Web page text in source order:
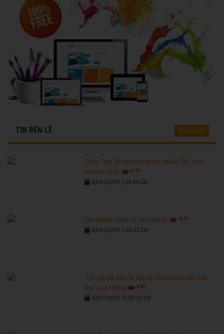
TIN BÊN LỀ Đọc thêm
Châu Tinh Trì hứa hẹn phim chiếu Tết 'cười
ra nước mắt'
6765
03/01/2019 2:04:06 CH
Kim Kardashian có con thứ tư 6265
03/01/2019 1:03:37 CH
'Em gái trà sữa' bị đồn ly hôn sau bê bối tình
dục của chồng
6585
03/01/2019 12:03:33 CH